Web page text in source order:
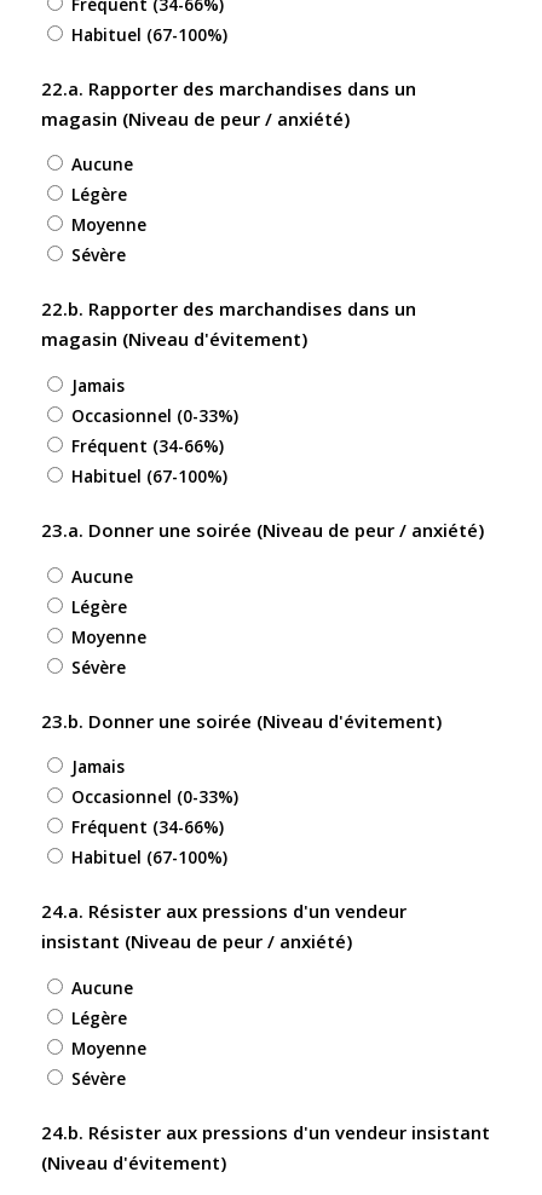
Habituel (67-100%)
22.a. Rapporter des marchandises dans un
magasin (Niveau de peur / anxiété)
Aucune
Légère
Moyenne
Sévère
22.b. Rapporter des marchandises dans un
magasin (Niveau d'évitement)
Jamais
Occasionnel (0-33%)
Fréquent (34-66%)
Habituel (67-100%)
23.a. Donner une soirée (Niveau de peur / anxiété)
Aucune
Légère
Moyenne
Sévère
23.b. Donner une soirée (Niveau d'évitement)
Jamais
Occasionnel (0-33%)
Fréquent (34-66%)
Habituel (67-100%)
24.a. Résister aux pressions d'un vendeur
insistant (Niveau de peur / anxiété)
Aucune
Légère
Moyenne
Sévère
24.b. Résister aux pressions d'un vendeur insistant
(Niveau d'évitement)